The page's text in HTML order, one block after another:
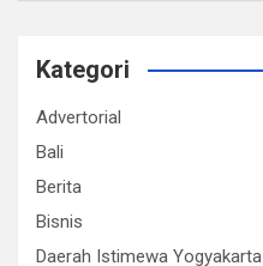
Kategori
Advertorial
Bali
Berita
Bisnis
Daerah Istimewa Yogyakarta